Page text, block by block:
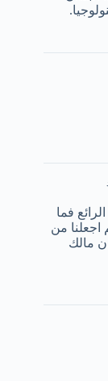
فما
اجعلنا من
مالك